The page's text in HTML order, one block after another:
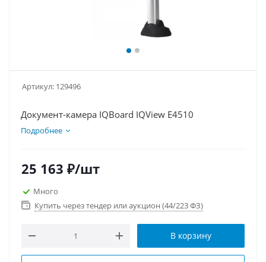
Артикул: 129496
Документ-камера IQBoard IQView E4510
Подробнее
25 163 ₽/шт
Много
Купить через тендер или аукцион (44/223 ФЗ)
В корзину